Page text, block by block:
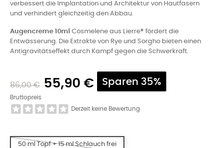
verbessert die Implantation und Architektur von Hautfasern
und verhindert gleichzeitig den Abbau.
Augencreme 10ml
Cosmelene aus Lierre® fördert die
Entwässerung. Die Extrakte von Rye und Sorgho bieten einen
Antigravitätseffekt durch Kampf gegen die Schwerkraft.
86,00 € 55,90 € Sparen 35%
Bruttopreis
Derzeit keine Bewertung
50 ml Topf + 15 ml Schlauch frei